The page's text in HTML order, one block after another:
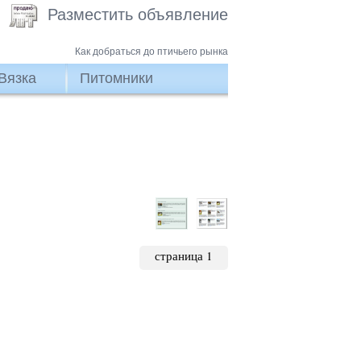
Разместить объявление
Как добраться до птичьего рынка
Питомники
страница 1